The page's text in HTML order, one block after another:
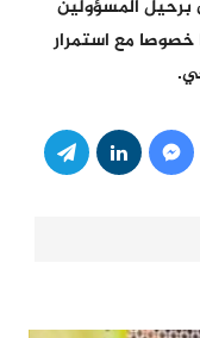
المسؤولين
خصوصا مع استمرار